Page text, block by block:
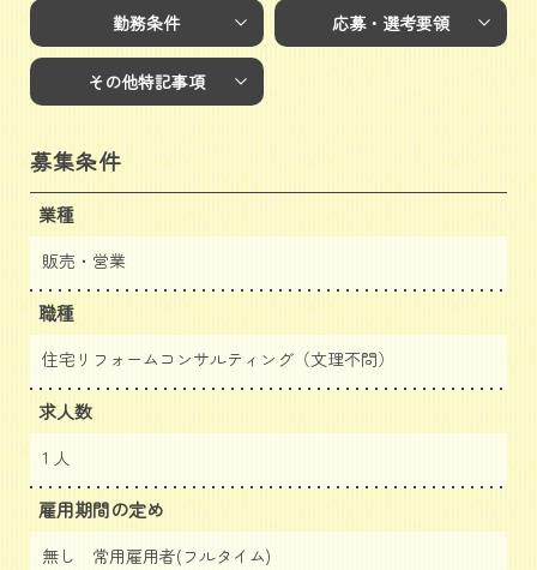
勤務条件 応募・選考要領
その他特記事項
募集条件
業種
販売・営業
職種
住宅リフォームコンサルティング（文理不問）
求人数
1 人
雇用期間の定め
無し 常用雇用者(フルタイム)